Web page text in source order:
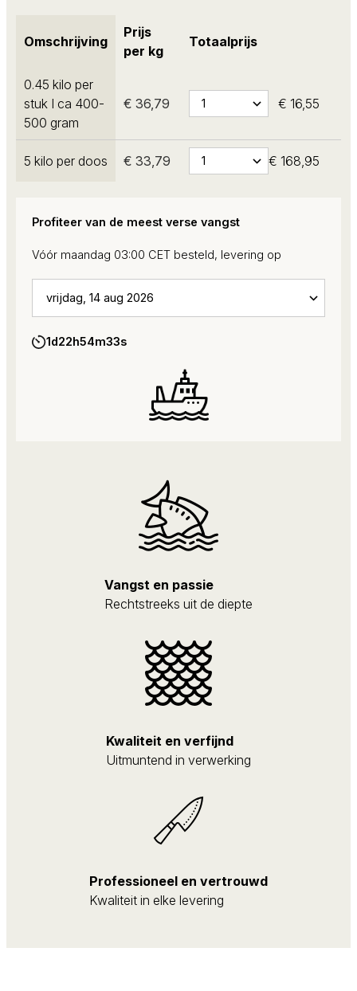
Omschrijving
Prijs
per kg
Totaalprijs
0.45 kilo per
stuk I ca 400-
500 gram
€ 36,79 € 16,55
5 kilo per doos € 33,79 € 168,95
Profiteer van de meest verse vangst
Vóór maandag 03:00 CET besteld, levering op
1d22h54m32s
Vangst en passie
Rechtstreeks uit de diepte
Kwaliteit en verfijnd
Uitmuntend in verwerking
Professioneel en vertrouwd
Kwaliteit in elke levering